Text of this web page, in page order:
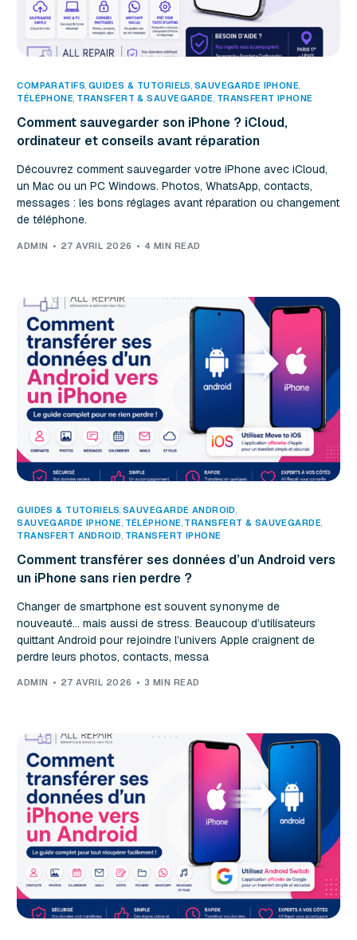
COMPARATIFS, GUIDES & TUTORIELS, SAUVEGARDE IPHONE
TÉLÉPHONE, TRANSFERT & SAUVEGARDE, TRANSFERT IPHONE
Comment sauvegarder son iPhone ? iCloud,
ordinateur et conseils avant réparation
Découvrez comment sauvegarder votre iPhone avec iCloud,
un Mac ou un PC Windows. Photos, WhatsApp, contacts,
messages : les bons réglages avant réparation ou changement
de téléphone.
ADMIN 27 AVRIL 2026 4 MIN READ
GUIDES & TUTORIELS,SAUVEGARDE ANDROID
SAUVEGARDE IPHONE, TÉLÉPHONE, TRANSFERT & SAUVEGARDE
TRANSFERT ANDROID, TRANSFERT IPHONE
Comment transférer ses données d’un Android vers
un iPhone sans rien perdre ?
Changer de smartphone est souvent synonyme de
nouveauté… mais aussi de stress. Beaucoup d’utilisateurs
quittant Android pour rejoindre l’univers Apple craignent de
perdre leurs photos, contacts, messa
ADMIN 27 AVRIL 2026 3 MIN READ